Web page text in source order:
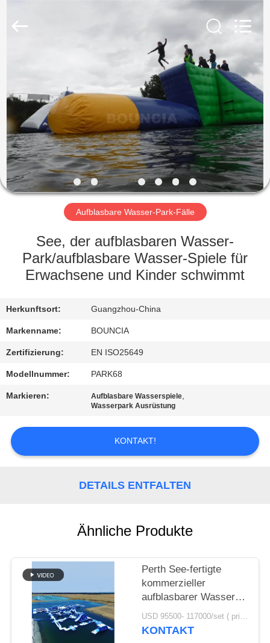
PRODUKTE
VIDEOS
ÜBER
UNS
FABRIK-
AUSFLUG
TRETEN
SIE
MIT
UNS
VERBINDUNG
SITEMAP
PRIVACY
POLICY
Factory.
Aufblasbare Wasser-Park-Fälle
See, der aufblasbaren Wasser-
Park/aufblasbare Wasser-Spiele für
Erwachsene und Kinder schwimmt
Herkunftsort: Guangzhou-China
Markenname: BOUNCIA
Zertifizierung: EN ISO25649
Modellnummer: PARK68
Markieren: Aufblasbare Wasserspiele,
Wasserpark Ausrüstung
KONTAKT!
DETAILS ENTFALTEN
Ähnliche Produkte
Perth See-fertigte
kommerzieller
aufblasbarer Wasser-
Park/enormen sich hin-
und herbewegenden
USD 95500- 117000/set ( price just for reference, detailed prices need to be confirmed) MOQ:1 Satz oder Teile des ganzen Parks
KONTAKT